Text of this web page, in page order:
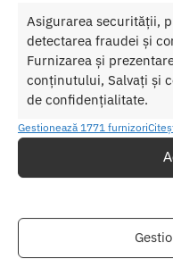
Asigurarea securității,
detectarea fraudei și
Furnizarea și
conținutului, Salvați și
de confidențialitate.
Gestionează 1771 furnizori
SKU:
Categorii:
Etichetă: